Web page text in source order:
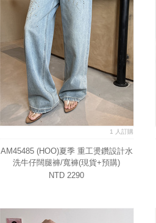
1 人訂購
AM45485 (HOO)夏季 重工燙鑽設計水
洗牛仔闊腿褲/寬褲(現貨+預購)
NTD 2290